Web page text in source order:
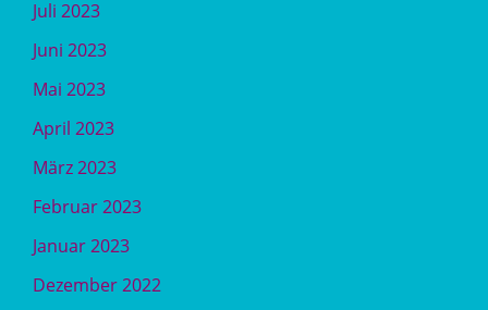
Juli 2023
Juni 2023
Mai 2023
April 2023
März 2023
Februar 2023
Januar 2023
Dezember 2022